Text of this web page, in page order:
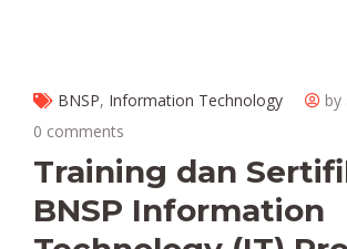
BNSP, Information Technology
by
0 comments
Training dan
BNSP Information